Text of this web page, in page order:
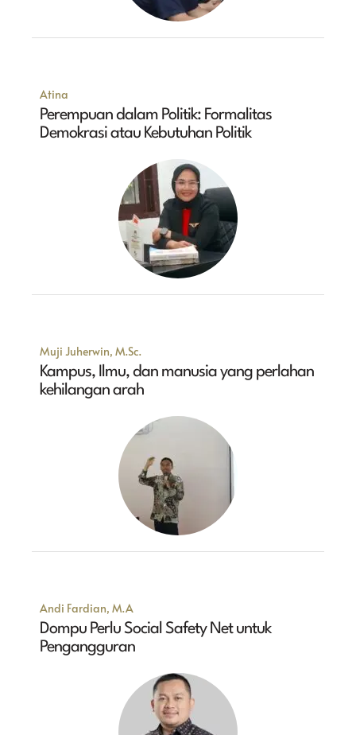
Atina
Perempuan dalam Politik: Formalitas
Demokrasi atau Kebutuhan Politik
Muji Juherwin, M.Sc.
Kampus, Ilmu, dan manusia yang perlahan
kehilangan arah
Andi Fardian, M.A
Dompu Perlu Social Safety Net untuk
Pengangguran